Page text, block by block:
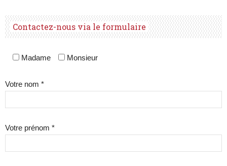
Contactez-nous via le formulaire
Madame Monsieur
Votre nom *
Votre prénom *